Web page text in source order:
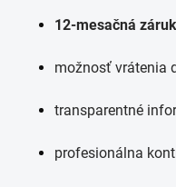
12-mesačná
možnosť vrátenia
transparentné
profesionálna